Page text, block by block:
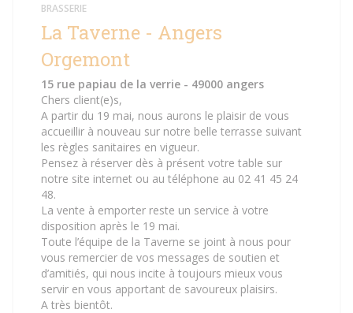
BRASSERIE
La Taverne - Angers
Orgemont
15 rue papiau de la verrie - 49000 angers
Chers client(e)s,
A partir du 19 mai, nous aurons le plaisir de vous
accueillir à nouveau sur notre belle terrasse suivant
les règles sanitaires en vigueur.
Pensez à réserver dès à présent votre table sur
notre site internet ou au téléphone au 02 41 45 24
48.
La vente à emporter reste un service à votre
disposition après le 19 mai.
Toute l’équipe de la Taverne se joint à nous pour
vous remercier de vos messages de soutien et
d’amitiés, qui nous incite à toujours mieux vous
servir en vous apportant de savoureux plaisirs.
A très bientôt.